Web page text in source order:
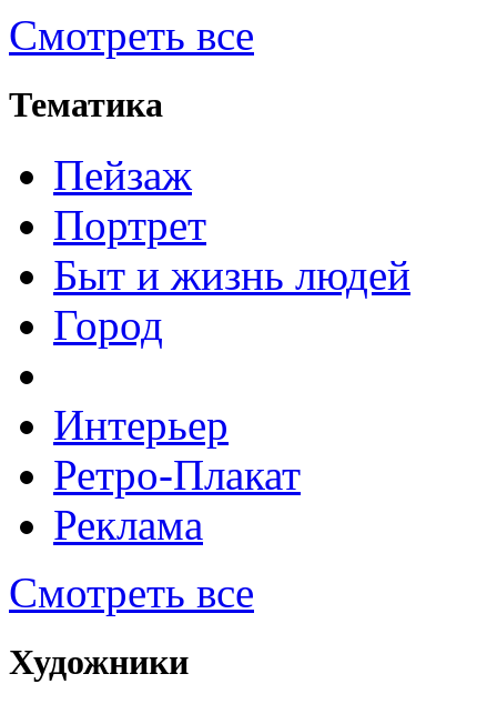
Смотреть все
Тематика
Пейзаж
Портрет
Быт и жизнь людей
Город
Интерьер
Ретро-Плакат
Реклама
Смотреть все
Художники